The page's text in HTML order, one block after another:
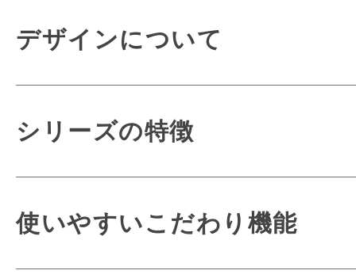
デザインについて
シリーズの特徴
より軽く、より背
使いやすいこだわり機能